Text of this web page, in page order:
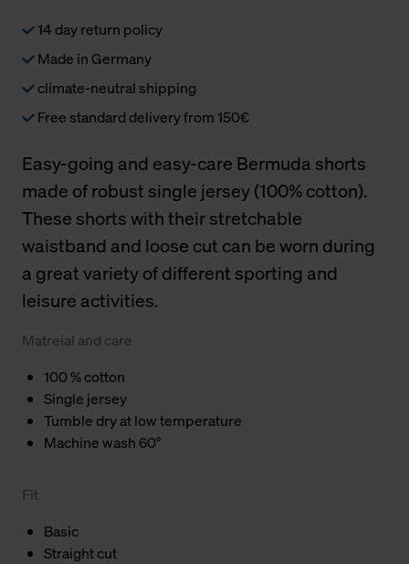
14 day return policy
Made in Germany
climate-neutral shipping
Free standard delivery from 150€
Easy-going and easy-care Bermuda shorts
made of robust single jersey (100% cotton).
These shorts with their stretchable
waistband and loose cut can be worn during
a great variety of different sporting and
leisure activities.
Matreial and care
100 % cotton
Single jersey
Tumble dry at low temperature
Machine wash 60°
Fit
Basic
Straight cut